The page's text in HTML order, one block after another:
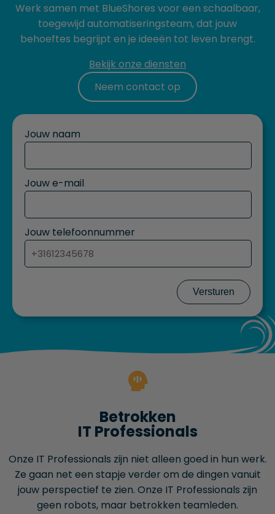
Werk samen met BlueShores voor een schaalbaar,
toegewijd automatiseringsteam, dat jouw
behoeftes begrijpt en je ideeën tot leven brengt.
Bekijk onze diensten
Neem contact op
Jouw naam
Jouw e-mail
Jouw telefoonnummer
Versturen
Betrokken
IT Professionals
Onze IT Professionals zijn niet alleen goed in hun werk.
Ze gaan net een stapje verder om de dingen vanuit
jouw perspectief te zien. Onze IT Professionals zijn
geen robots, maar betrokken teamleden.